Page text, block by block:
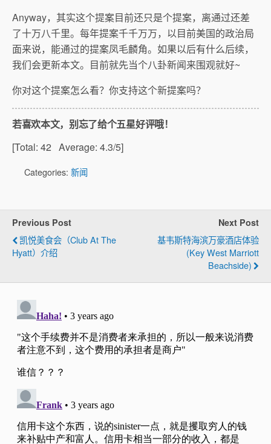
Anyway，其实这个提案目前还只是个提案，离通过还差
了十万八千里。每年提案千千万万，以目前美国的政治局
面来说，能通过的提案凤毛麟角。如果以后有什么后续，
我们会更新本文。目前就先当个八卦新闻来围观就好~
你对这个提案怎么看？你支持这个新提案吗？
若喜欢本文，别忘了给个五星好评哦！
[Total: 42 Average: 4.3/5]
Categories: 新闻
Previous Post
凯悦美食会（Club At The
Hyatt）介绍
Next Post
基韦斯特海滨万豪酒店体验
(Key West Marriott
Beachside)